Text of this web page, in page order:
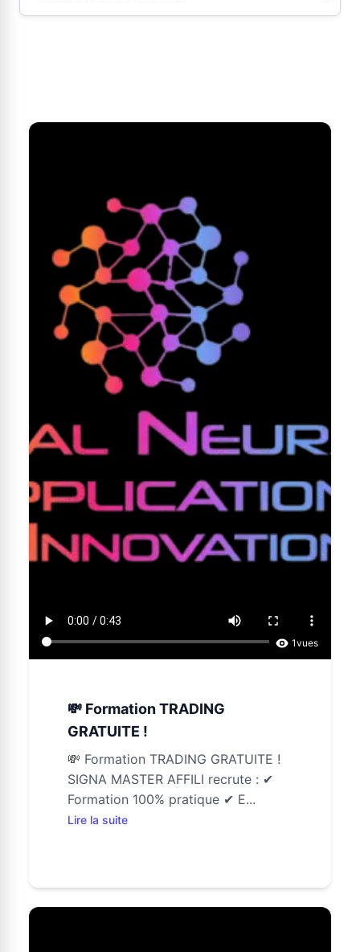
1vues
💸 Formation TRADING
GRATUITE !
💸 Formation TRADING GRATUITE !
SIGNA MASTER AFFILI recrute : ✔
Formation 100% pratique ✔ E...
Lire la suite